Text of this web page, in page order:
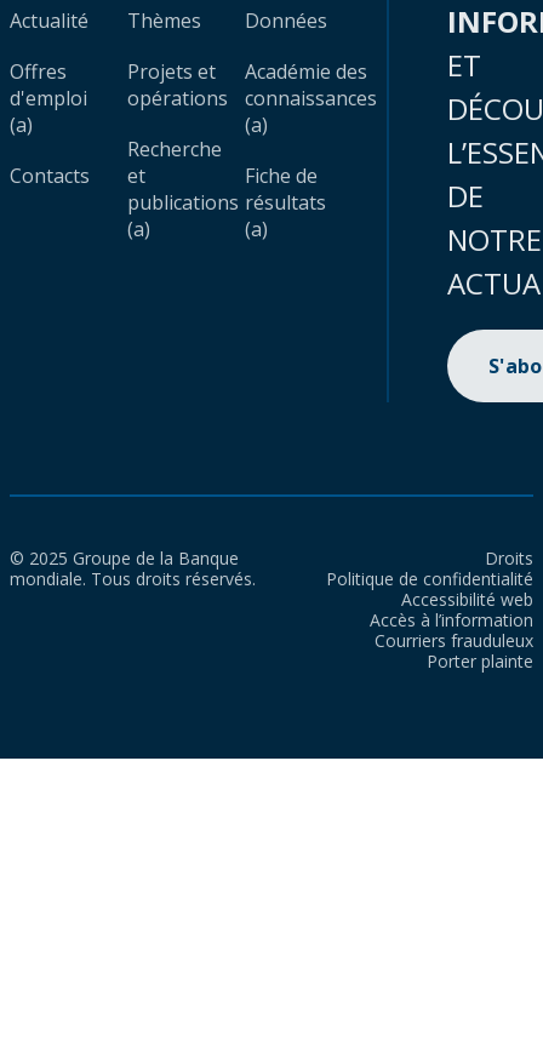
Actualité
Offres
d'emploi
(a)
Contacts
Thèmes
Projets et
opérations
Recherche
et
publications
(a)
Données
Académie des
connaissances
(a)
Fiche de
résultats
(a)
ET
DE
NOTRE
© 2025 Groupe de la Banque
mondiale. Tous droits réservés.
Droits
Politique de confidentialité
Accessibilité web
Accès à l’information
Courriers frauduleux
Porter plainte